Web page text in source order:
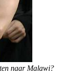
naar Malawi?